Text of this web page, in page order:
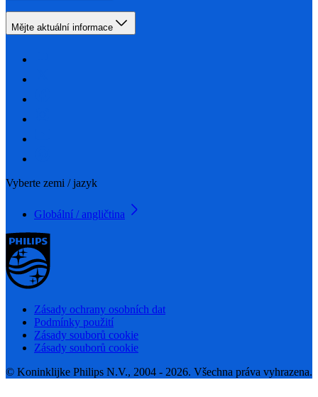
Mějte aktuální informace
Vyberte zemi / jazyk
Globální / angličtina
Zásady ochrany osobních dat
Podmínky použití
Zásady souborů cookie
Zásady souborů cookie
© Koninklijke Philips N.V., 2004 - 2026. Všechna práva vyhrazena.